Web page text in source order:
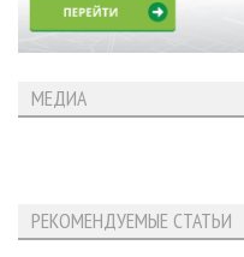
МЕДИА
РЕКОМЕНДУЕМЫЕ СТАТЬИ